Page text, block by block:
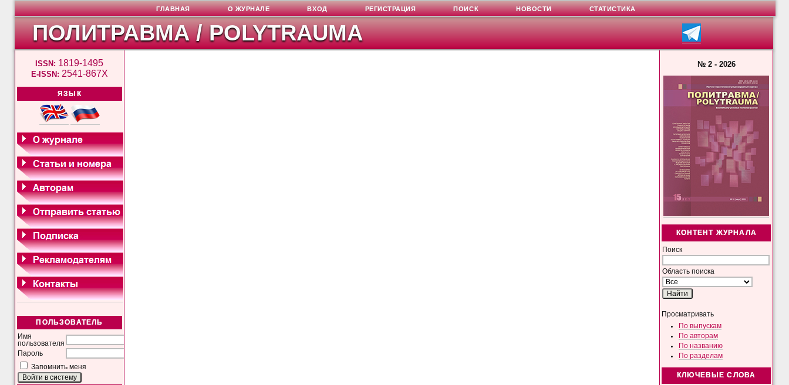
ПОЛИТРАВМА / POLYTRAUMA
ISSN: 1819-1495
E-ISSN: 2541-867X
ЯЗЫК
ПОЛЬЗОВАТЕЛЬ
Имя
пользователя
Пароль
Запомнить меня
№ 2 - 2026
КОНТЕНТ ЖУРНАЛА
Поиск
Область поиска
Просматривать
По выпускам
По авторам
По названию
По разделам
КЛЮЧЕВЫЕ СЛОВА
ГЛАВНАЯ О ЖУРНАЛЕ ВХОД РЕГИСТРАЦИЯ ПОИСК НОВОСТИ СТАТИСТИКА